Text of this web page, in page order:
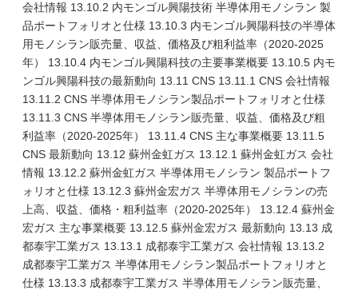
会社情報 13.10.2 内モンゴル興陽技術 半導体用モノシラン 製
品ポートフォリオと仕様 13.10.3 内モンゴル興陽科技の半導体
用モノシラン販売量、収益、価格及び粗利益率（2020-2025
年） 13.10.4 内モンゴル興陽科技の主要事業概要 13.10.5 内モ
ンゴル興陽科技の最新動向 13.11 CNS 13.11.1 CNS 会社情報
13.11.2 CNS 半導体用モノシラン製品ポートフォリオと仕様
13.11.3 CNS 半導体用モノシラン販売量、収益、価格及び粗
利益率（2020-2025年） 13.11.4 CNS 主な事業概要 13.11.5
CNS 最新動向 13.12 蘇州金虹ガス 13.12.1 蘇州金虹ガス 会社
情報 13.12.2 蘇州金虹ガス 半導体用モノシラン 製品ポートフ
ォリオと仕様 13.12.3 蘇州金宏ガス 半導体用モノシランの売
上高、収益、価格・粗利益率（2020-2025年） 13.12.4 蘇州金
宏ガス 主な事業概要 13.12.5 蘇州金宏ガス 最新動向 13.13 成
都泰宇工業ガス 13.13.1 成都泰宇工業ガス 会社情報 13.13.2
成都泰宇工業ガス 半導体用モノシラン製品ポートフォリオと
仕様 13.13.3 成都泰宇工業ガス 半導体用モノシラン販売量、